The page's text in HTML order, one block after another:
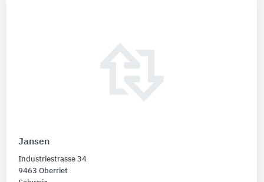
Jansen
Industriestrasse 34
9463 Oberriet